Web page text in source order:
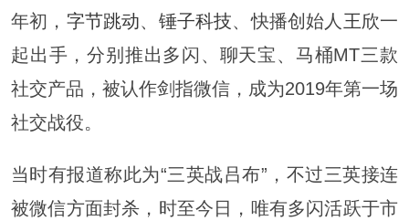
年初， 字节跳动、 锤子科技、快播创始人 王欣一
起出手，分别推出多闪、聊天宝、马桶MT三款
社交产品，被认作剑指微信，成为2019年第一场
社交战役。
当时有报道称此为“三英战吕布”，不过三英接连
被微信方面封杀，时至今日，唯有多闪活跃于市